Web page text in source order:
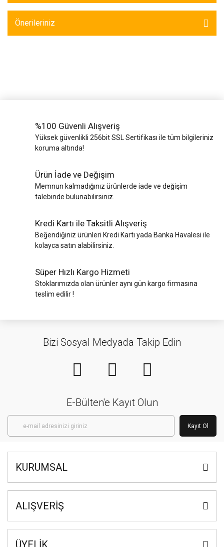
Önerileriniz
%100 Güvenli Alışveriş
Yüksek güvenlikli 256bit SSL Sertifikası ile tüm bilgileriniz
koruma altında!
Ürün İade ve Değişim
Memnun kalmadığınız ürünlerde iade ve değişim
talebinde bulunabilirsiniz.
Kredi Kartı ile Taksitli Alışveriş
Beğendiğiniz ürünleri Kredi Kartı yada Banka Havalesi ile
kolayca satın alabilirsiniz.
Süper Hızlı Kargo Hizmeti
Stoklarımızda olan ürünler aynı gün kargo firmasına
teslim edilir !
Bizi Sosyal Medyada Takip Edin
E-Bülten'e Kayıt Olun
Kayıt Ol
KURUMSAL
ALIŞVERİŞ
ÜYELİK